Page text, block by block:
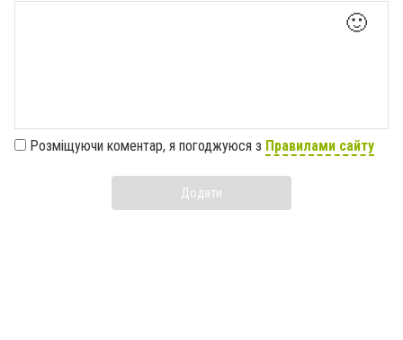
🙂
Розміщуючи коментар, я погоджуюся з Правилами сайту
Додати